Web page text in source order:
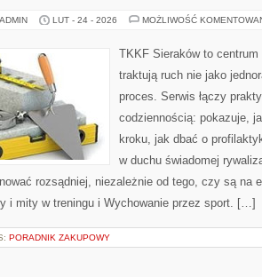
LUT - 24 - 2026 MOŻLIWOŚĆ
TKKF Sieraków to
traktują ruch nie jako
proces. Serwis łączy
codziennością: pokazuje,
kroku, jak dbać o
w duchu świadomej
rozsądniej, niezależnie od tego, czy są na
i mity w treningu i Wychowanie przez sport. […]
PORADNIK ZAKUPOWY